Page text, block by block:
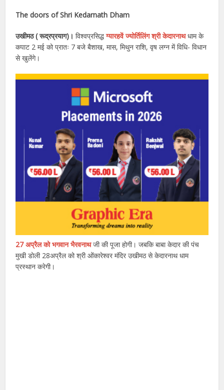
The doors of Shri Kedarnath Dham
उखीमठ ( रूद्रप्रयाग)।विश्वप्रसिद्धग्यारहवें ज्योर्तिलिंग श्री केदारनाथधाम के
कपाट 2 मई को प्रातः 7 बजे बैशाख, मास, मिथुन राशि, वृष लग्न में विधि- विधान
से खुलेंगे।
27 अप्रैल को भगवान भैरवनाथ जी की पूजा होगी। जबकि बाबा केदार की पंच
मुखी डोली 28अप्रैल को श्री ओंकारेश्वर मंदिर उखीमठ से केदारनाथ धाम
प्रस्थान करेगी।